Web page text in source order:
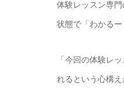
体験レッスン専
状態で「わかるー
「今回の体験レ
れるという心構え